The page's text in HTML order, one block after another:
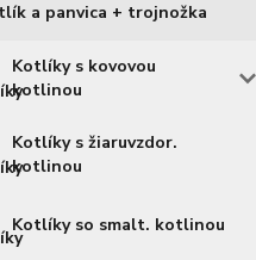
a panvica + trojnožka
Kotlíky s kovovou
kotlinou
Kotlíky s žiaruvzdor.
kotlinou
Kotlíky so smalt. kotlinou